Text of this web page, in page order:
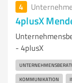
4
4plusX
- 4plusX
KOMMUNIKATION